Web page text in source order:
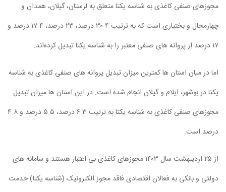
مجوزهای صنفی کاغذی به شناسه یکتا متعلق به لرستان، گیلان، همدان و
چهارمحال و بختیاری است که به ترتیب ۳۰.۴ درصد، ۲۳ درصد، ۱۷.۴ درصد و
۱۷ درصد از پروانه های صنفی معتبر را به شناسه یکتا تبدیل کرده‌اند.
اما در میان استان ها کمترین میزان تبدیل پروانه های صنفی کاغذی به شناسه
یکتا در بوشهر، ایلام و گیلان انجام شده است. در این استان ها میزان تبدیل
مجوزهای صنفی کاغذی به شناسه یکتا به ترتیب ۶.۳ درصد، ۵.۵ درصد و ۴.۸
درصد است.
از ۲۵ اردیبهشت سال ۱۴۰۳ مجوزهای کاغذی بی اعتبار هستند و سامانه های
دولتی و بانکی به فعالان اقتصادی فاقد مجوز الکترونیک (شناسه یکتا) خدمت